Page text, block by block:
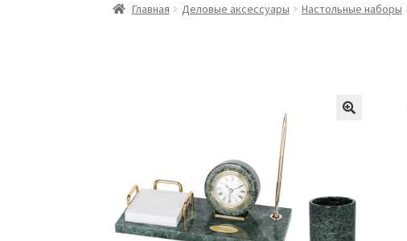
Главная Деловые аксессуары Настольные наборы